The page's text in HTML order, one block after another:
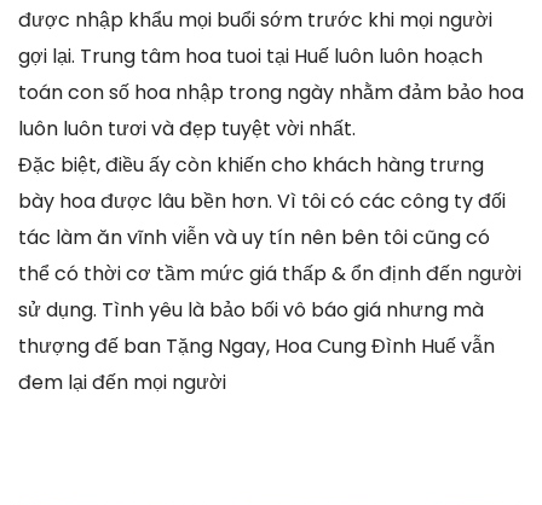
được nhập khẩu mọi buổi sớm trước khi mọi người
gợi lại. Trung tâm hoa tuoi tại Huế luôn luôn hoạch
toán con số hoa nhập trong ngày nhằm đảm bảo hoa
luôn luôn tươi và đẹp tuyệt vời nhất.
Đặc biệt, điều ấy còn khiến cho khách hàng trưng
bày hoa được lâu bền hơn. Vì tôi có các công ty đối
tác làm ăn vĩnh viễn và uy tín nên bên tôi cũng có
thể có thời cơ tầm mức giá thấp & ổn định đến người
sử dụng. Tình yêu là bảo bối vô báo giá nhưng mà
thượng đế ban Tặng Ngay, Hoa Cung Đình Huế vẫn
đem lại đến mọi người